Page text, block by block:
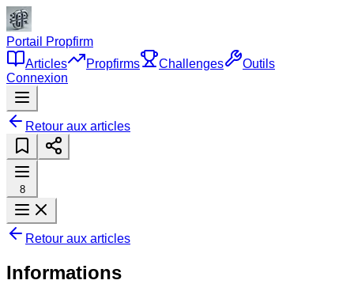
Portail Propfirm
Articles
Propfirms Challenges
Outils
Connexion
Retour aux articles
8
Retour aux articles
Informations